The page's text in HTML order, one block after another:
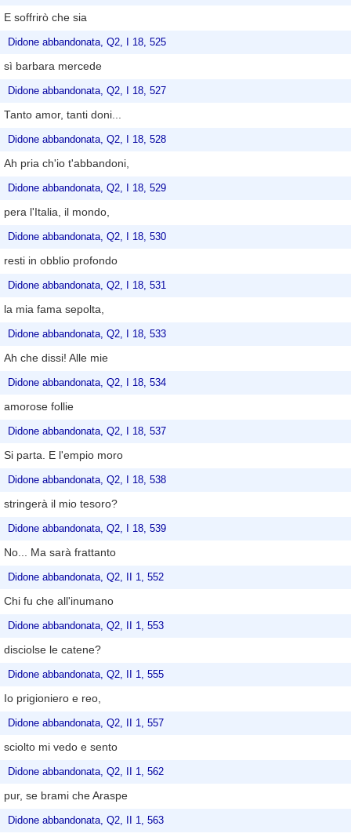
E soffrirò che sia
Didone abbandonata, Q2, I 18, 525
sì barbara mercede
Didone abbandonata, Q2, I 18, 527
Tanto amor, tanti doni...
Didone abbandonata, Q2, I 18, 528
Ah pria ch'io t'abbandoni,
Didone abbandonata, Q2, I 18, 529
pera l'Italia, il mondo,
Didone abbandonata, Q2, I 18, 530
resti in obblio profondo
Didone abbandonata, Q2, I 18, 531
la mia fama sepolta,
Didone abbandonata, Q2, I 18, 533
Ah che dissi! Alle mie
Didone abbandonata, Q2, I 18, 534
amorose follie
Didone abbandonata, Q2, I 18, 537
Si parta. E l'empio moro
Didone abbandonata, Q2, I 18, 538
stringerà il mio tesoro?
Didone abbandonata, Q2, I 18, 539
No... Ma sarà frattanto
Didone abbandonata, Q2, II 1, 552
Chi fu che all'inumano
Didone abbandonata, Q2, II 1, 553
disciolse le catene?
Didone abbandonata, Q2, II 1, 555
Io prigioniero e reo,
Didone abbandonata, Q2, II 1, 557
sciolto mi vedo e sento
Didone abbandonata, Q2, II 1, 562
pur, se brami che Araspe
Didone abbandonata, Q2, II 1, 563